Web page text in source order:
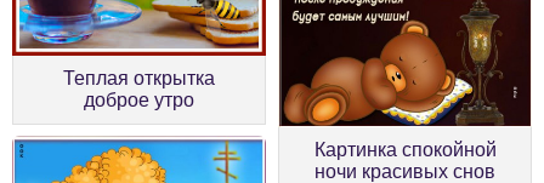
Теплая открытка
доброе утро
Картинка спокойной
ночи красивых снов